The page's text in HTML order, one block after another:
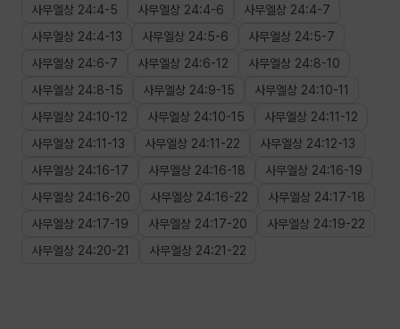
사무엘상 24:4-5 사무엘상 24:4-6 사무엘상 24:4-7
사무엘상 24:4-13 사무엘상 24:5-6 사무엘상 24:5-7
사무엘상 24:6-7 사무엘상 24:6-12 사무엘상 24:8-10
사무엘상 24:8-15 사무엘상 24:9-15 사무엘상 24:10-11
사무엘상 24:10-12 사무엘상 24:10-15 사무엘상 24:11 -12
사무엘상 24:11 -13 사무엘상 24:11 -22 사무엘상 24:12-13
사무엘상 24:16-17 사무엘상 24:16-18 사무엘상 24:16-19
사무엘상 24:16-20 사무엘상 24:16-22 사무엘상 24:17-18
사무엘상 24:17-19 사무엘상 24:17-20 사무엘상 24:19-22
사무엘상 24:20-21 사무엘상 24:21 -22